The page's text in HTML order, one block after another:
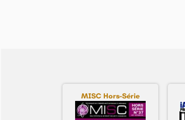
MISC Hors-Série